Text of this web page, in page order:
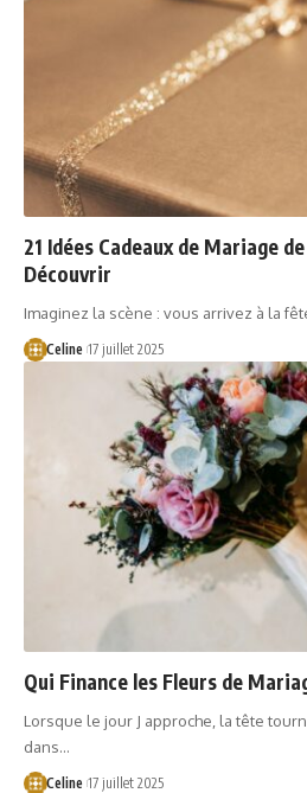
21 Idées Cadeaux de Mariage
Découvrir
Imaginez la scène : vous arrivez à la
Celine 17 juillet 2025
Qui Finance les Fleurs de
Lorsque le jour J approche, la tête
dans…
Celine 17 juillet 2025